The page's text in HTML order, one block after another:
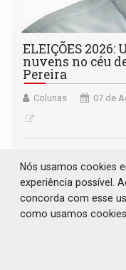
ELEIÇÕES 2026:
nuvens no céu
Pereira
Colunas 07 de
Nós usamos cookies
experiência possível.
concorda com esse
como usamos